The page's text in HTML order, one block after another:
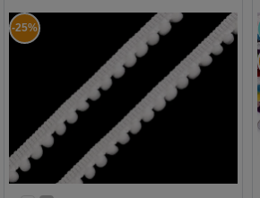
-25%